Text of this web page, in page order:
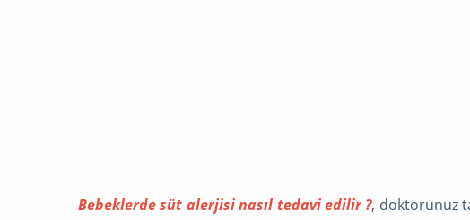
Bebeklerde süt alerjisi nasıl tedavi edilir ?, doktorunuz